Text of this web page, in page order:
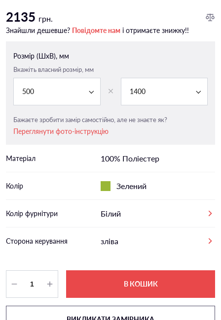
2135 грн.
Знайшли дешевше? Повідомте нам і отримаєте знижку!!
Розмір (ШxВ), мм
Вкажіть власний розмір, мм
500 1400
Бажаєте зробити замір самостійно, але не знаєте як?
Переглянути фото-інструкцію
Матеріал 100% Поліестер
Колір Зелений
Колір фурнітури Білий
Сторона керування зліва
В КОШИК